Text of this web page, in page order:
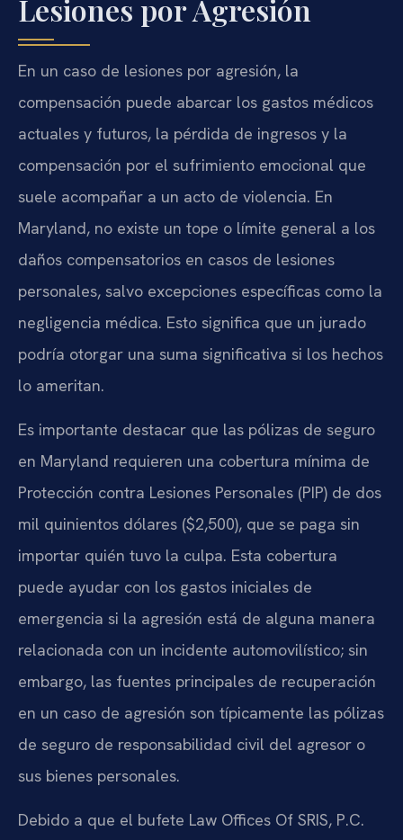
Lesiones por Agresión
En un caso de lesiones por agresión, la
compensación puede abarcar los gastos médicos
actuales y futuros, la pérdida de ingresos y la
compensación por el sufrimiento emocional que
suele acompañar a un acto de violencia. En
Maryland, no existe un tope o límite general a los
daños compensatorios en casos de lesiones
personales, salvo excepciones específicas como la
negligencia médica. Esto significa que un jurado
podría otorgar una suma significativa si los hechos
lo ameritan.
Es importante destacar que las pólizas de seguro
en Maryland requieren una cobertura mínima de
Protección contra Lesiones Personales (PIP) de dos
mil quinientos dólares ($2,500), que se paga sin
importar quién tuvo la culpa. Esta cobertura
puede ayudar con los gastos iniciales de
emergencia si la agresión está de alguna manera
relacionada con un incidente automovilístico; sin
embargo, las fuentes principales de recuperación
en un caso de agresión son típicamente las pólizas
de seguro de responsabilidad civil del agresor o
sus bienes personales.
Debido a que el bufete Law Offices Of SRIS, P.C.